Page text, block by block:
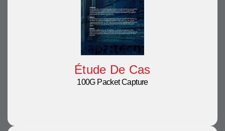
Étude De Cas
100G Packet Capture